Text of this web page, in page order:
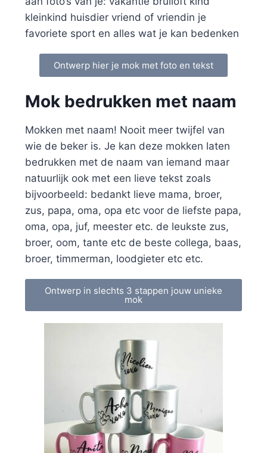
kleinkind huisdier vriend of vriendin je
favoriete sport en alles wat je kan bedenken
Ontwerp hier je mok met foto en tekst
Mok bedrukken met naam
Mokken met naam! Nooit meer twijfel van
wie de beker is. Je kan deze mokken laten
bedrukken met de naam van iemand maar
natuurlijk ook met een lieve tekst zoals
bijvoorbeeld: bedankt lieve mama, broer,
zus, papa, oma, opa etc voor de liefste papa,
oma, opa, juf, meester etc. de leukste zus,
broer, oom, tante etc de beste collega, baas,
broer, timmerman, loodgieter etc etc.
Ontwerp in slechts 3 stappen jouw unieke
mok